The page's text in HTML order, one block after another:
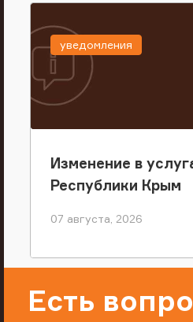
Изменение в
Республики Крым
07 августа, 2026
уведомления
Есть